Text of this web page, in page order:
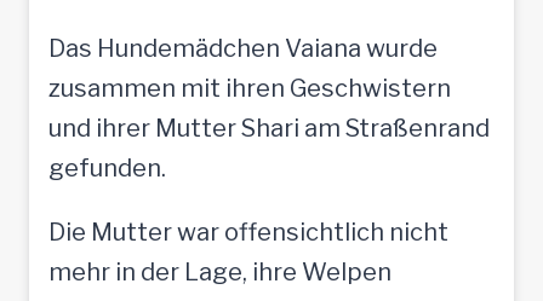
Das Hundemädchen Vaiana wurde
zusammen mit ihren Geschwistern
und ihrer Mutter Shari am Straßenrand
gefunden.
Die Mutter war offensichtlich nicht
mehr in der Lage, ihre Welpen